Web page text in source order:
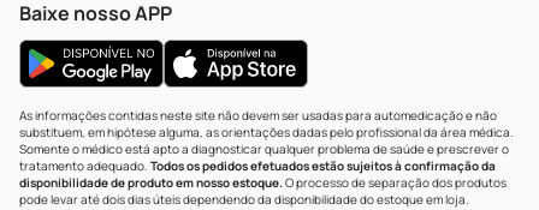
Baixe nosso APP
As informações contidas neste site não devem ser usadas para automedicação e não
substituem, em hipótese alguma, as orientações dadas pelo profissional da área médica.
Somente o médico está apto a diagnosticar qualquer problema de saúde e prescrever o
tratamento adequado. Todos os pedidos efetuados estão sujeitos à confirmação da
disponibilidade de produto em nosso estoque.O processo de separação dos produtos
pode levar até dois dias úteis dependendo da disponibilidade do estoque em loja.